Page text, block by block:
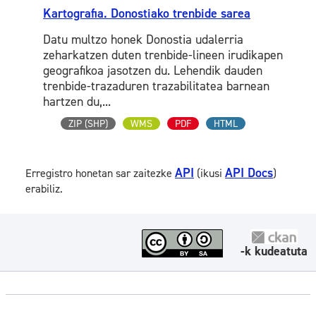
Kartografia. Donostiako trenbide sarea
Datu multzo honek Donostia udalerria
zeharkatzen duten trenbide-lineen irudikapen
geografikoa jasotzen du. Lehendik dauden
trenbide-trazaduren trazabilitatea barnean
hartzen du,...
ZIP (SHP) WMS PDF HTML
Erregistro honetan sar zaitezke API (ikusi API Docs)
erabiliz.
-k kudeatuta